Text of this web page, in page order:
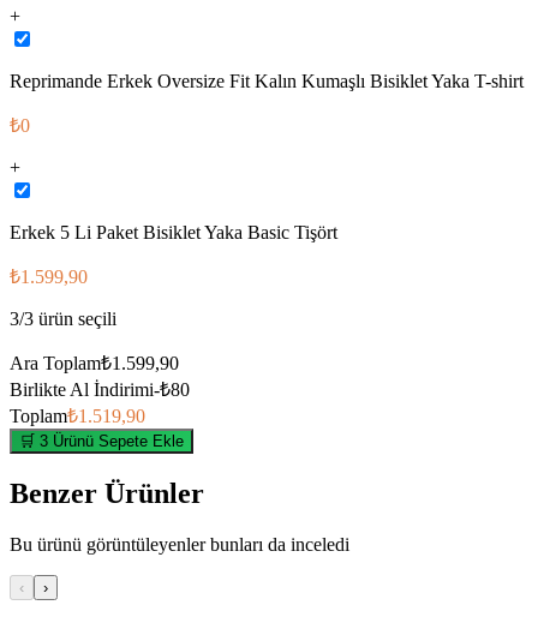
+
Reprimande Erkek Oversize Fit Kalın Kumaşlı Bisiklet Yaka T-shirt
₺0
+
Erkek 5 Li Paket Bisiklet Yaka Basic Tişört
₺1.599,90
3/3 ürün seçili
Ara Toplam₺1.599,90
Birlikte Al İndirimi-₺80
Toplam₺1.519,90
🛒 3 Ürünü Sepete Ekle
Benzer Ürünler
Bu ürünü görüntüleyenler bunları da inceledi
‹ ›